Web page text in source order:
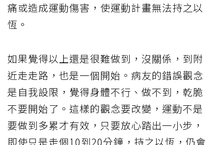
痛或造成運動傷害，使運動計畫無法持之以
恆。
如果覺得以上還是很難做到，沒關係，到附
近走走路，也是一個開始。病友的錯誤觀念
是自我設限，覺得身體不行、做不到，乾脆
不要開始了。這樣的觀念要改變，運動不是
要做到多累才有效，只要放心踏出一小步，
即使只是走個10到20分鐘，持之以恆，仍會